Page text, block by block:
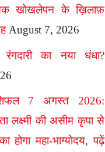
खोखलेपन के ख़िलाफ़
August 7, 2026
का नया धंधा?
7 अगस्त 2026:
लक्ष्मी की असीम कृपा से
होगा महा-भाग्योदय, पढ़ें